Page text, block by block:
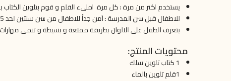
يستخدم اكتر من مرة : كل مرة املىء القلم و قوم بتلوين الكتاب بقلم التلوين
للاطفال قبل سن المدرسة : آمن جداً للاطفال من سن سنتين لحد 5 سنوات
يتعرف الطفل على الالوان بطريقة ممتعة و بسيطة و تنمى مهارات
محتويات المنتج:
1 كتاب تلوين سلك
1قلم تلوين بالماء